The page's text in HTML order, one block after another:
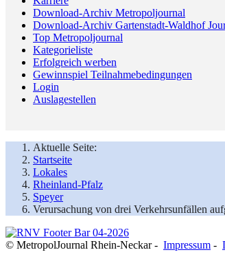
Download-Archiv Metropoljournal
Download-Archiv Gartenstadt-Waldhof
Top Metropoljournal
Kategorieliste
Erfolgreich werben
Gewinnspiel Teilnahmebedingungen
Login
Auslagestellen
Aktuelle Seite:
Startseite
Lokales
Rheinland-Pfalz
Speyer
Verursachung von drei Verkehrsunfällen
© MetropolJournal Rhein-Neckar - Impressum -